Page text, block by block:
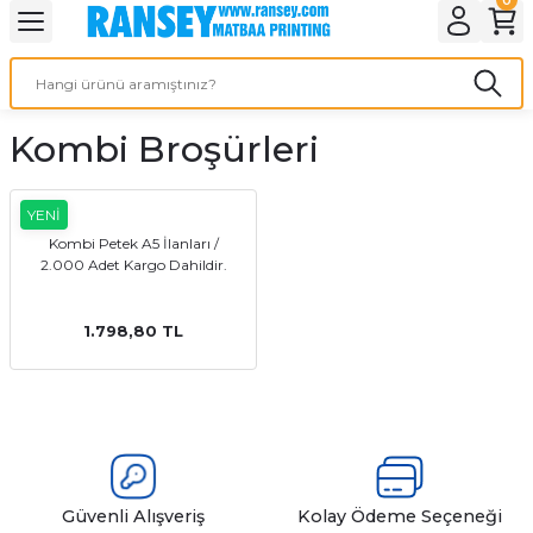
Geri Dön
Geri Dön
Geri Dön
Geri Dön
Ürünleri
Geri Dön
Geri Dön
Geri Dön
Kombi Broşürleri
YENİ
Kombi Petek A5 İlanları /
2.000 Adet Kargo Dahildir.
1.798,80 TL
Güvenli Alışveriş Kolay Ödeme Seçeneği